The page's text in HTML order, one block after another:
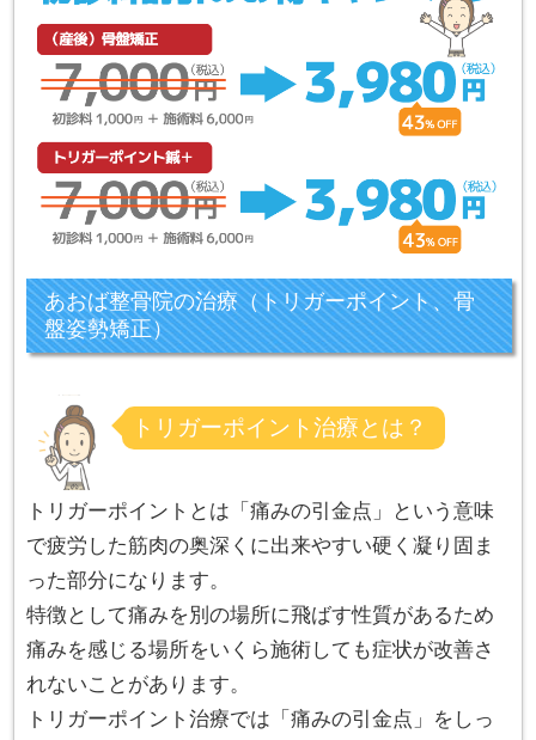
あおば整骨院の治療（トリガーポイント、骨
盤姿勢矯正）
トリガーポイント治療とは？
トリガーポイントとは「痛みの引金点」という意味
で疲労した筋肉の奥深くに出来やすい硬く凝り固ま
った部分になります。
特徴として痛みを別の場所に飛ばす性質があるため
痛みを感じる場所をいくら施術しても症状が改善さ
れないことがあります。
トリガーポイント治療では「痛みの引金点」をしっ